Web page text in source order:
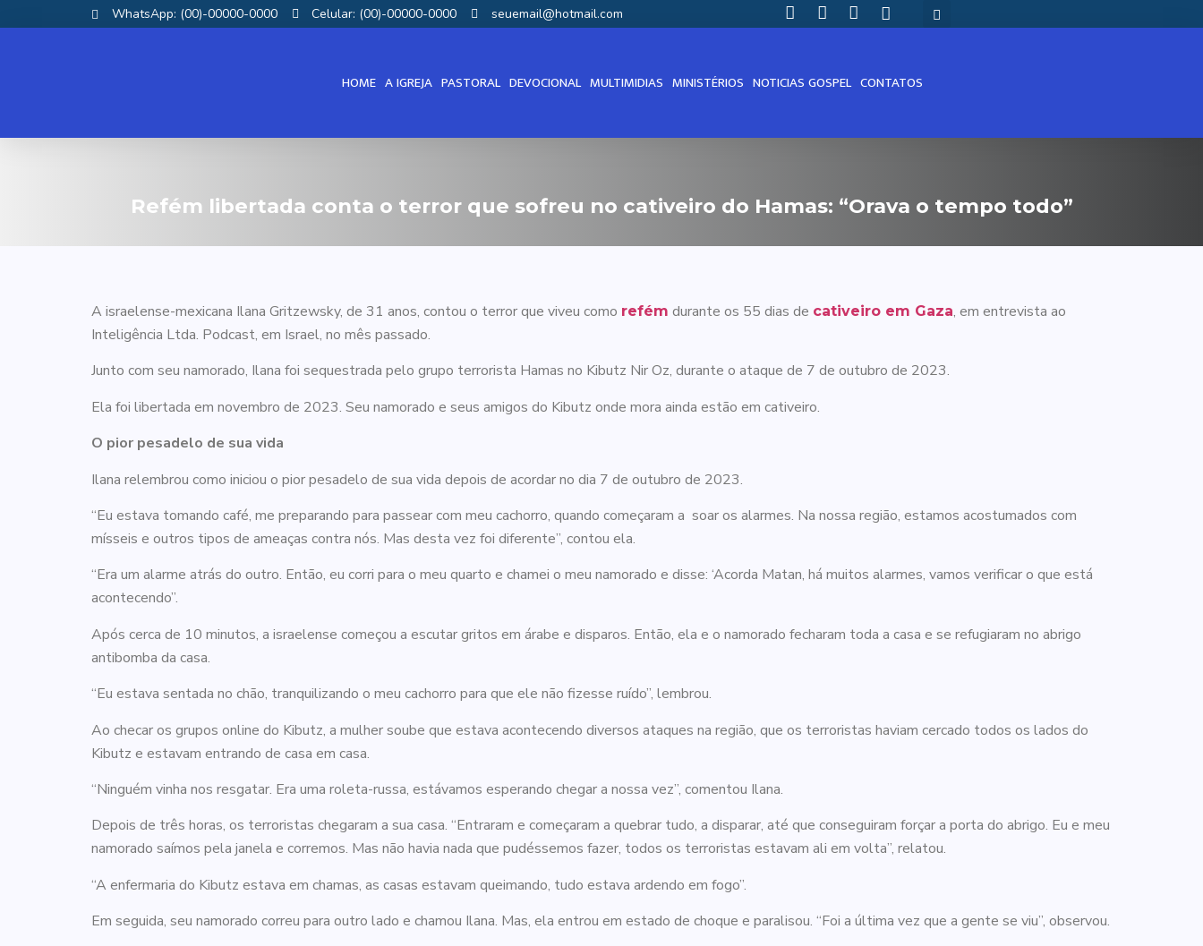
WhatsApp: (00)-00000-0000 Celular: (00)-00000-0000 seuemail@hotmail.com
HOME A IGREJA PASTORAL DEVOCIONAL MULTIMIDIAS MINISTÉRIOS NOTICIAS GOSPEL CONTATOS
Refém libertada conta o terror que sofreu no cativeiro do Hamas: “Orava o tempo todo”
A israelense-mexicana Ilana Gritzewsky, de 31 anos, contou o terror que viveu como refém durante os 55 dias de cativeiro em Gaza, em entrevista ao
Inteligência Ltda. Podcast, em Israel, no mês passado.
Junto com seu namorado, Ilana foi sequestrada pelo grupo terrorista Hamas no Kibutz Nir Oz, durante o ataque de 7 de outubro de 2023.
Ela foi libertada em novembro de 2023. Seu namorado e seus amigos do Kibutz onde mora ainda estão em cativeiro.
O pior pesadelo de sua vida
Ilana relembrou como iniciou o pior pesadelo de sua vida depois de acordar no dia 7 de outubro de 2023.
“Eu estava tomando café, me preparando para passear com meu cachorro, quando começaram a soar os alarmes. Na nossa região, estamos acostumados com
mísseis e outros tipos de ameaças contra nós. Mas desta vez foi diferente”, contou ela.
“Era um alarme atrás do outro. Então, eu corri para o meu quarto e chamei o meu namorado e disse: ‘Acorda Matan, há muitos alarmes, vamos verificar o que está
acontecendo”.
Após cerca de 10 minutos, a israelense começou a escutar gritos em árabe e disparos. Então, ela e o namorado fecharam toda a casa e se refugiaram no abrigo
antibomba da casa.
“Eu estava sentada no chão, tranquilizando o meu cachorro para que ele não fizesse ruído”, lembrou.
Ao checar os grupos online do Kibutz, a mulher soube que estava acontecendo diversos ataques na região, que os terroristas haviam cercado todos os lados do
Kibutz e estavam entrando de casa em casa.
“Ninguém vinha nos resgatar. Era uma roleta-russa, estávamos esperando chegar a nossa vez”, comentou Ilana.
Depois de três horas, os terroristas chegaram a sua casa. “Entraram e começaram a quebrar tudo, a disparar, até que conseguiram forçar a porta do abrigo. Eu e meu
namorado saímos pela janela e corremos. Mas não havia nada que pudéssemos fazer, todos os terroristas estavam ali em volta”, relatou.
“A enfermaria do Kibutz estava em chamas, as casas estavam queimando, tudo estava ardendo em fogo”.
Em seguida, seu namorado correu para outro lado e chamou Ilana. Mas, ela entrou em estado de choque e paralisou. “Foi a última vez que a gente se viu”, observou.